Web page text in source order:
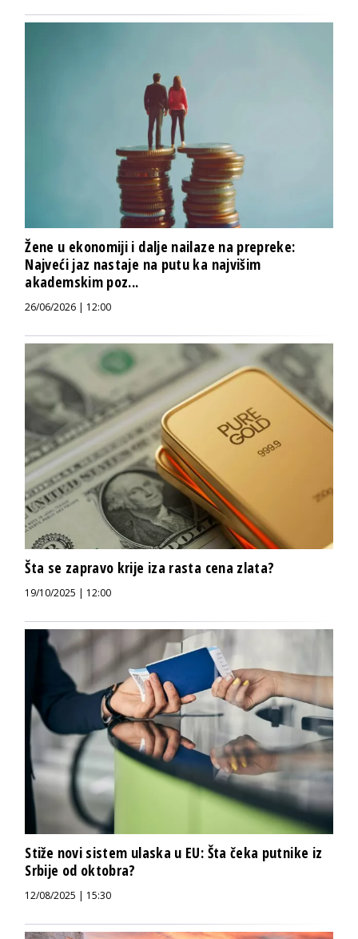
Žene u ekonomiji i dalje nailaze na prepreke:
Najveći jaz nastaje na putu ka najvišim
akademskim poz...
26/06/2026 | 12:00
Šta se zapravo krije iza rasta cena zlata?
19/10/2025 | 12:00
Stiže novi sistem ulaska u EU: Šta čeka putnike iz
Srbije od oktobra?
12/08/2025 | 15:30